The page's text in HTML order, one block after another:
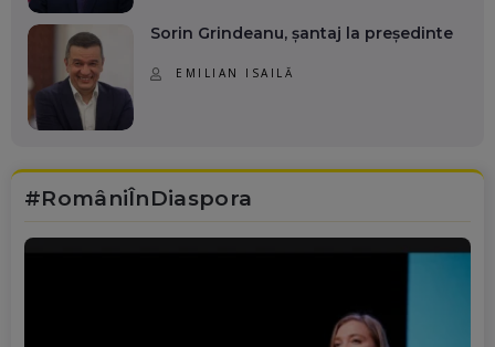
Sorin Grindeanu, șantaj la președinte
EMILIAN ISAILĂ
#RomâniÎnDiaspora